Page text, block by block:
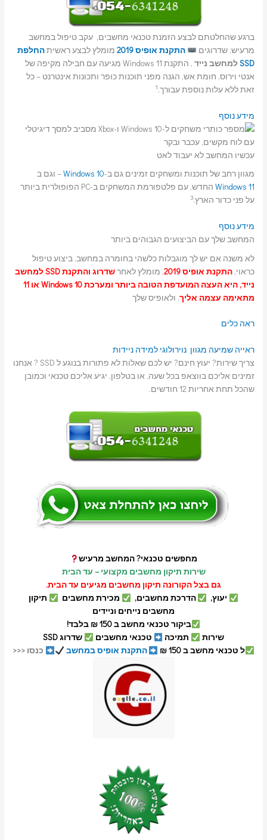
ברגע שהחלטתם לבצע הזמנת טכנאי מחשבים, עקב טיפול במחשב
מרעיש, שדרוגים
התקנת אופיס 2019 מומלץ לבצע ראשיתהחלפת
SSDלמחשב נייד
, התקנת Windows 11 מגיעה עם חבילה מקיפה של
אנטי וירוס, חומת אש, הגנה מפני תוכנות כופר ותכונות אינטרנט – כל
זאת ללא עלות נוספת עבורך.1
מידע נוסף
עכשיו המחשב לא יעבוד לאט
מגוון רחב של תוכנות ומשחקים זמינים גם ב-Windows 10– וגם ב
Windows 11
החדש, עם פלטפורמת המשחקים ב-PC הפופולרית ביותר
על פני כדור הארץ.3
מידע נוסף
המחשב שלך עם הביצועים הגבוהים ביותר
לא משנה אם יש לך מוגבלות כלשהי בחומרה במחשב, ביצוע טיפול
כראוי,התקנת אופיס 2019 , מומלץ לאחר
שדרוג והתקנת SSD למחשב
נייד, היא העצה המועדפת הטובה ביותר ומערכת Windows 10 או 11
מתאימה עצמה אליך. ולאופיס שלך
ראה כלים
ראייה שמיעה מגוון נוירולוגי למידה ניידות
צריך שירות? יעוץ חינם? יש לכם שאלות לא פתורות בנוגע ל SSD ? אנחנו
זמינים אליכם בווצאפ בכל שעה, או בטלפון, יגיע אליכם טכנאי וכמובן
שהכל תחת אחריות 12 חודשים.
מחפשים טכנאי? המחשב מרעיש
שירות תיקון מחשבים מקצועי – עד הבית
גם בצל הקורונה תיקון מחשבים מגיעים עד הבית.
יעוץ,
הדרכת מחשבים, מכירת מחשבים
תיקון
מחשבים נייחים וניידים
ביקור טכנאי מחשב ב 150 ₪ בלבד!
שירות
תמיכה טכנאי מחשבים
שדרוג SSD
ל טכנאי מחשב ב 150 ₪
התקנת אופיס במחשב כנסו <<<